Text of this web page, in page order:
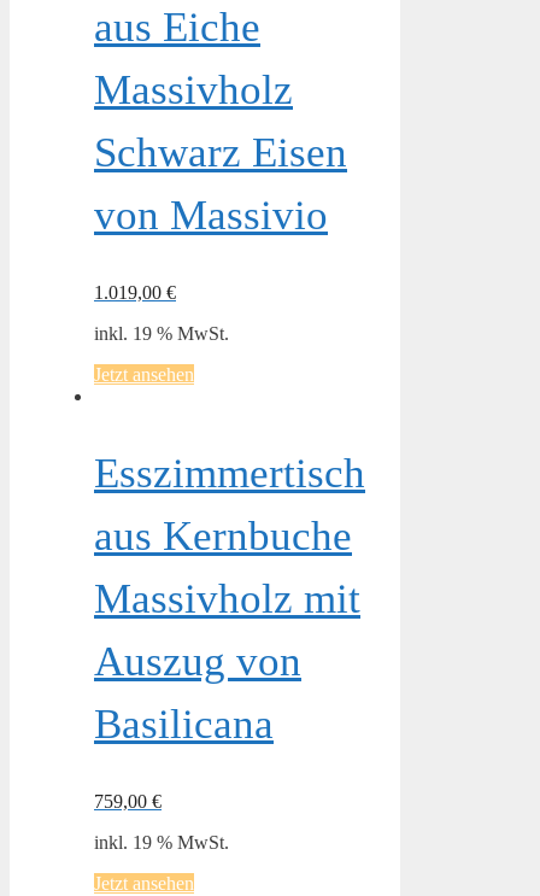
aus Eiche
Massivholz
Schwarz Eisen
von Massivio
1.019,00 €
inkl. 19 % MwSt.
Jetzt ansehen
Esszimmertisch
aus Kernbuche
Massivholz mit
Auszug von
Basilicana
759,00 €
inkl. 19 % MwSt.
Jetzt ansehen